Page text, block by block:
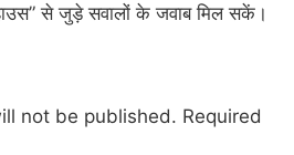
से जुड़े सवालों के जवाब मिल सकें।
not be published. Required